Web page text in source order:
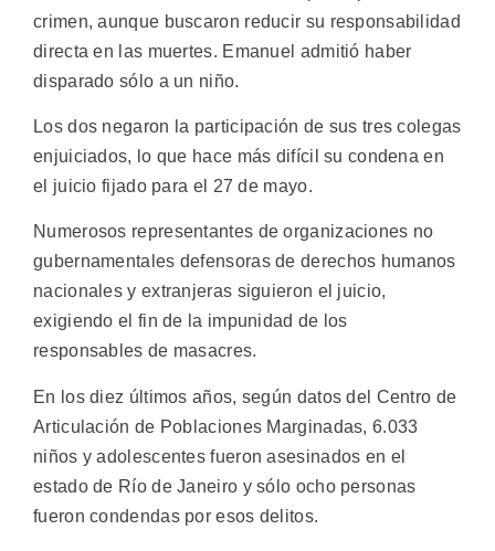
crimen, aunque buscaron reducir su responsabilidad
directa en las muertes. Emanuel admitió haber
disparado sólo a un niño.
Los dos negaron la participación de sus tres colegas
enjuiciados, lo que hace más difícil su condena en
el juicio fijado para el 27 de mayo.
Numerosos representantes de organizaciones no
gubernamentales defensoras de derechos humanos
nacionales y extranjeras siguieron el juicio,
exigiendo el fin de la impunidad de los
responsables de masacres.
En los diez últimos años, según datos del Centro de
Articulación de Poblaciones Marginadas, 6.033
niños y adolescentes fueron asesinados en el
estado de Río de Janeiro y sólo ocho personas
fueron condendas por esos delitos.